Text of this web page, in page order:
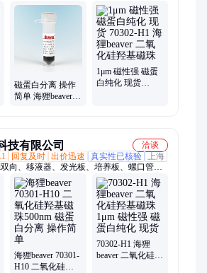
吸管、丁腈手套、冻存盒、冻存管、色谱
、500ml离心瓶
磁蛋白分离 操作
简单 海狸beaver
1μm 磁性强 磁蛋
白纯化 现货
技有限公司
洽谈
回复及时 出价迅速 真实性已核验
上海
向、移液器、发光板、培养板、螺口管、
芯吸头、细胞培养、独立包装、避光管管、
、液体处理、加长吸头、灭菌包装、实验室
实验室玻璃、塑料培养皿、三角细胞摇瓶
海狸beaver 70301-
H10 二氧化硅羟
70302-H1 海狸
beaver 二氧化硅羟